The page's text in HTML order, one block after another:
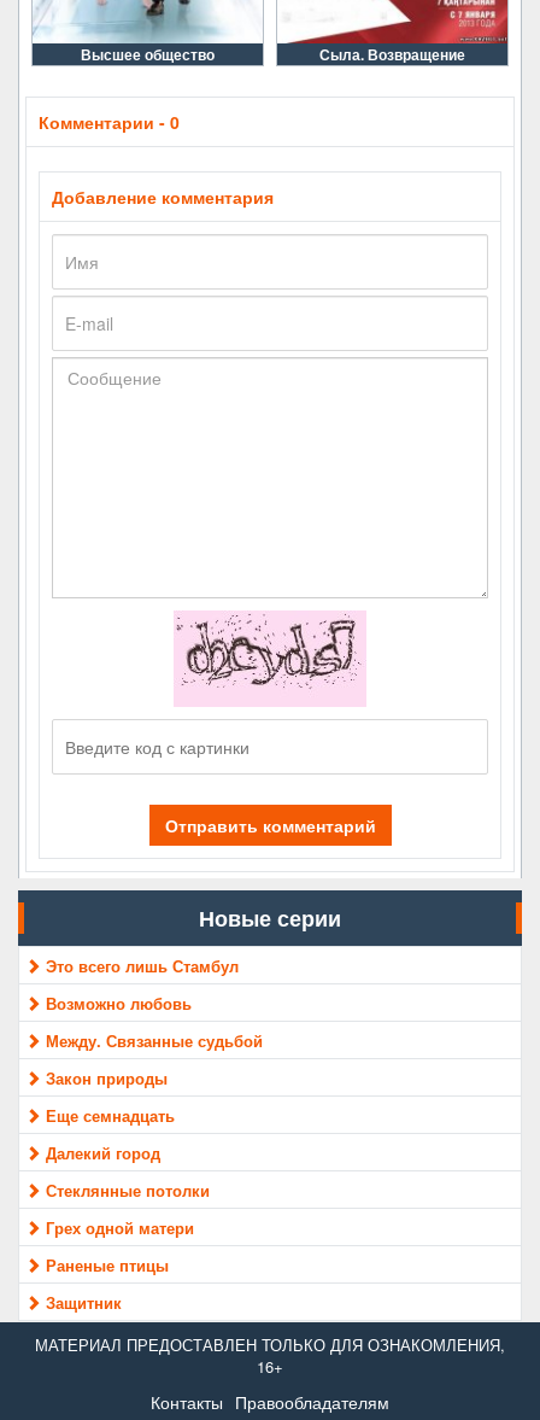
Высшее общество Сыла. Возвращение
Комментарии - 0
Добавление комментария
Отправить комментарий
Новые серии
Это всего лишь Стамбул
Возможно любовь
Между. Связанные судьбой
Закон природы
Еще семнадцать
Далекий город
Стеклянные потолки
Грех одной матери
Раненые птицы
Защитник
МАТЕРИАЛ ПРЕДОСТАВЛЕН ТОЛЬКО ДЛЯ ОЗНАКОМЛЕНИЯ,
16+
Контакты Правообладателям